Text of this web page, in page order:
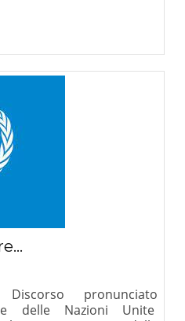
pronunciato
delle Nazioni Unite